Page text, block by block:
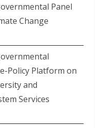
Panel
Change
Policy Platform on
and
Services